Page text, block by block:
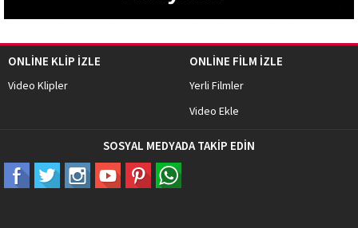
ONLİNE KLİP İZLE
Video Klipler
ONLİNE FİLM İZLE
Yerli Filmler
Video Ekle
SOSYAL MEDYADA TAKİP EDİN